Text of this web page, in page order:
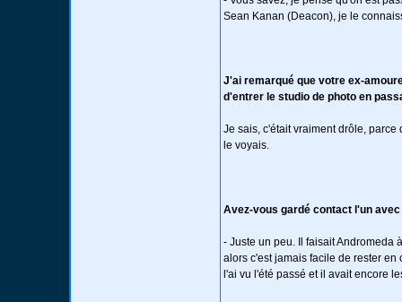
Sean Kanan (Deacon), je le
J'ai remarqué que votre ex-
d'entrer le studio de photo en
Je sais, c'était vraiment drôle,
le voyais.
Avez-vous gardé contact l'un
- Juste un peu. Il faisait Andromeda
alors c'est jamais facile de rester
l'ai vu l'été passé et il avait encore